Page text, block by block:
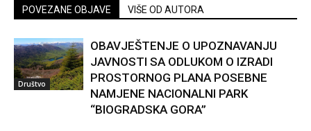
POVEZANE OBJAVE VIŠE OD AUTORA
Društvo
OBAVJEŠTENJE O UPOZNAVANJU
JAVNOSTI SA ODLUKOM O IZRADI
PROSTORNOG PLANA POSEBNE
NAMJENE NACIONALNI PARK
“BIOGRADSKA GORA”